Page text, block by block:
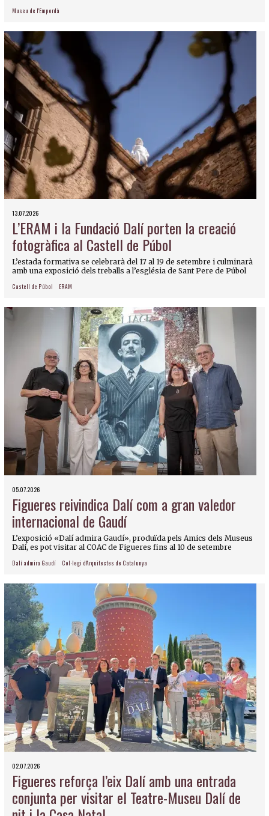
Museu de l'Empordà
13.07.2026
L’ERAM i la Fundació Dalí porten la creació
fotogràfica al Castell de Púbol
L’estada formativa se celebrarà del 17 al 19 de setembre i culminarà
amb una exposició dels treballs a l’església de Sant Pere de Púbol
Castell de Púbol ERAM
05.07.2026
Figueres reivindica Dalí com a gran valedor
internacional de Gaudí
L’exposició «Dalí admira Gaudí», produïda pels Amics dels Museus
Dalí, es pot visitar al COAC de Figueres fins al 10 de setembre
Dalí admira Gaudí Col·legi d'Arquitectes de Catalunya
02.07.2026
Figueres reforça l’eix Dalí amb una entrada
conjunta per visitar el Teatre-Museu Dalí de